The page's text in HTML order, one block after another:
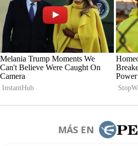
MÁS EN